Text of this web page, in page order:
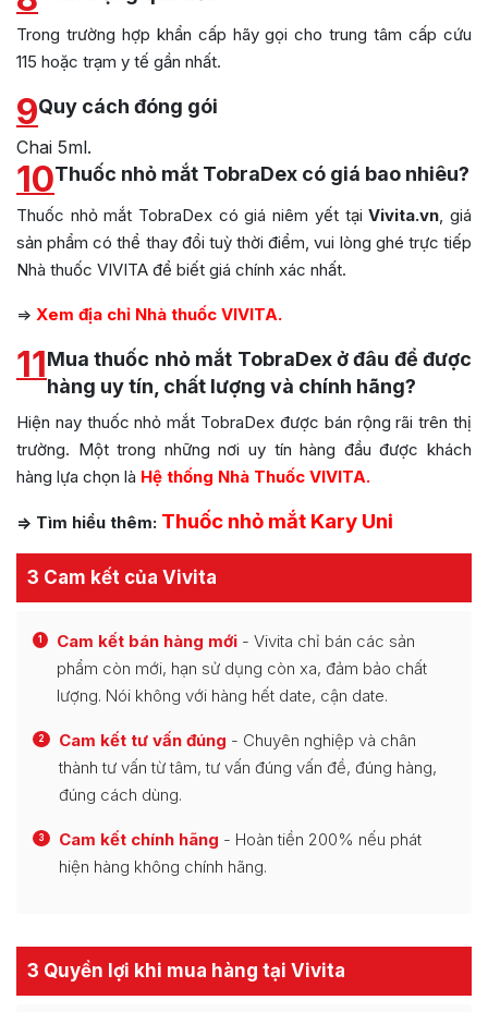
Trong trường hợp khẩn cấp hãy gọi cho trung tâm cấp cứu
115 hoặc trạm y tế gần nhất.
9Quy cách đóng gói
Chai 5ml.
10Thuốc nhỏ mắt TobraDex có giá bao nhiêu?
Thuốc nhỏ mắt TobraDex có giá niêm yết tạiVivita.vn , giá
sản phẩm có thể thay đổi tuỳ thời điểm, vui lòng ghé trực tiếp
Nhà thuốc VIVITA để biết giá chính xác nhất.
=> Xem địa chỉ Nhà thuốc VIVITA.
11Mua thuốc nhỏ mắt TobraDex ở đâu để được
hàng uy tín, chất lượng và chính hãng?
Hiện nay thuốc nhỏ mắt TobraDex được bán rộng rãi trên thị
trường. Một trong những nơi uy tín hàng đầu được khách
hàng lựa chọn là Hệ thống Nhà Thuốc VIVITA.
=> Tìm hiểu thêm: Thuốc nhỏ mắt Kary Uni
3 Cam kết của Vivita
1 Cam kết bán hàng mới - Vivita chỉ bán các sản
phẩm còn mới, hạn sử dụng còn xa, đảm bảo chất
lượng. Nói không với hàng hết date, cận date.
2 Cam kết tư vấn đúng - Chuyên nghiệp và chân
thành tư vấn từ tâm, tư vấn đúng vấn đề, đúng hàng,
đúng cách dùng.
3 Cam kết chính hãng - Hoàn tiền 200% nếu phát
hiện hàng không chính hãng.
3 Quyền lợi khi mua hàng tại Vivita